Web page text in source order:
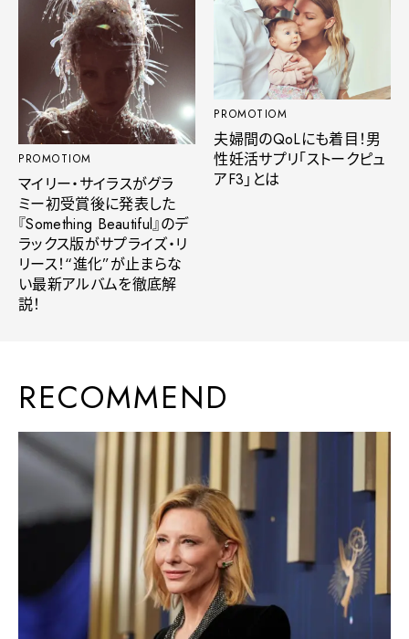
PROMOTIOM
マイリー・サイラスがグラ
ミー初受賞後に発表した
『Something Beautiful』のデ
ラックス版がサプライズ・リ
リース！“進化”が止まらな
い最新アルバムを徹底解
説！
PROMOTIOM
夫婦間のQoLにも着目！男
性妊活サプリ「ストークピュ
アF3」とは
RECOMMEND